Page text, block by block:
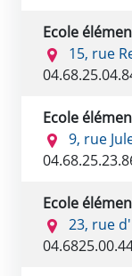
Ecole
15, rue
Ecole
9, rue
Ecole
23, rue